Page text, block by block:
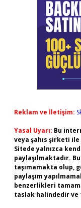
Reklam ve İletişim:
Yasal Uyarı: Bu
veya şahıs şirketi
Sitede yalnızca
paylaşılmaktadır.
taşımamakta olup,
paylaşım
benzerlikleri
taslak halindedir ve